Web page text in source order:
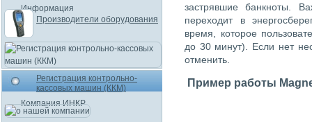
застрявшие банкноты.
переходит в
время, которое
до 30 минут). Если нет
отменить.
Пример работы
Информация
Производители оборудования
Регистрация контрольно-
кассовых машин (ККМ)
Компания ИНКР